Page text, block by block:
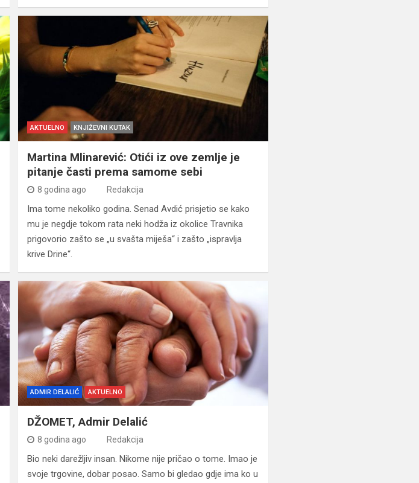
AKTUELNO KNJIŽEVNI KUTAK
Martina Mlinarević: Otići iz ove zemlje je
pitanje časti prema samome sebi
8 godina ago Redakcija
Ima tome nekoliko godina. Senad Avdić prisjetio se kako
mu je negdje tokom rata neki hodža iz okolice Travnika
prigovorio zašto se „u svašta miješa“ i zašto „ispravlja
krive Drine“.
ADMIR DELALIĆ AKTUELNO
DŽOMET, Admir Delalić
8 godina ago Redakcija
Bio neki darežljiv insan. Nikome nije pričao o tome. Imao je
svoje trgovine, dobar posao. Samo bi gledao gdje ima ko u